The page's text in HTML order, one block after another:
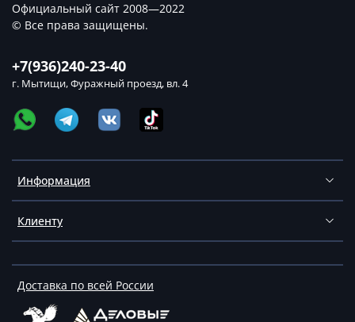
Информация
Клиенту
Доставка по всей России
+7(936)240-23-40
г. Мытищи, Фуражный проезд, вл. 4
Официальный сайт 2008—2022
© Все права защищены.